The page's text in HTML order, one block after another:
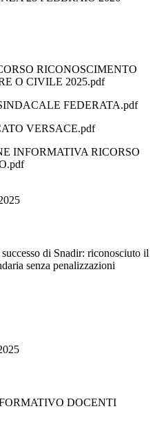
RICONOSCIMENTO
O CIVILE 2025.pdf
FEDERATA.pdf
VERSACE.pdf
INFORMATIVA RICORSO
di Snadir: riconosciuto il
senza penalizzazioni
DOCENTI